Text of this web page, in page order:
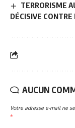
TERRORISME
DÉCISIVE CONTRE
AUCUN
Votre adresse e-mail ne
*